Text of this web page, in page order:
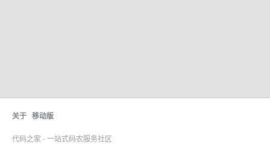
关于 移动版
代码之家 - 一站式码农服务社区